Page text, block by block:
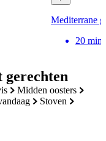
gerechten
midden oosters
stoven
Mediterrane
20 min